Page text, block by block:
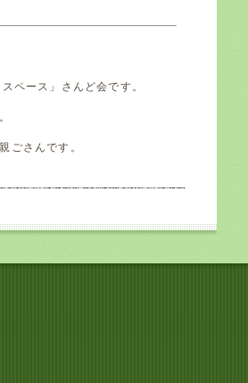
ペース」さんど会です。
ごさんです。